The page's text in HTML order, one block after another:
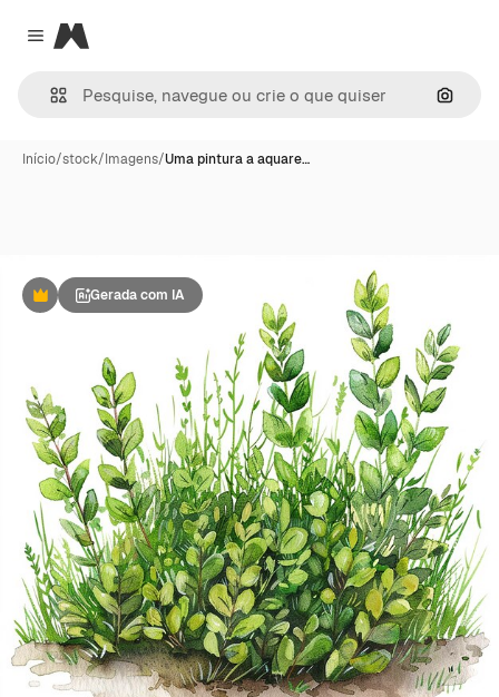
Close menu
Magnific
Início/stock/Imagens/Uma pintura a aquare…
PremiumGerada com IA